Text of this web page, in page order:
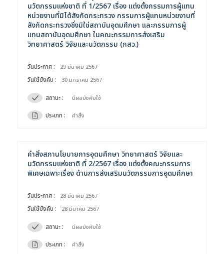
ค้นหาข้อมูล ล้างตัวกรอก
Search
เลือกประเภท :
Selected 0 of 6
นวัตกรรมแห่งชาติ ที่ 1/2567 เรื่อง แต่งตั้งกรรมการผู้แทน
หน่วยงานที่มิได้สังกัดกระทรวง กรรมการผู้แทนหน่วยงานที่
สังกัดกระทรวงซึ่งมิใช่สถาบันอุดมศึกษา และกรรมการผู้
แทนสถาบันอุดมศึกษา ในคณะกรรมการส่งเสริม
วิทยาศาสตร์ วิจัยและนวัตกรรม (กสว.)
วันประกาศ : 29 มีนาคม 2567
วันใช้บังคับ : 30 มกราคม 2567
สถานะ : มีผลบังคับใช้
ประเภท : คำสั่ง
คำสั่งสภานโยบายการอุดมศึกษา วิทยาศาสตร์ วิจัยและ
นวัตกรรมแห่งชาติ ที่ 2/2567 เรื่อง แต่งตั้งคณะกรรมการ
พิเศษเฉพาะเรื่อง ด้านการส่งเสริมนวัตกรรมการอุดมศึกษา
วันประกาศ : 28 มีนาคม 2567
วันใช้บังคับ : 28 มีนาคม 2567
สถานะ : มีผลบังคับใช้
ประเภท : คำสั่ง